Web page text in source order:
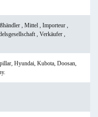
, Mittel , Importeur ,
, Verkäufer ,
Hyundai, Kubota, Doosan,